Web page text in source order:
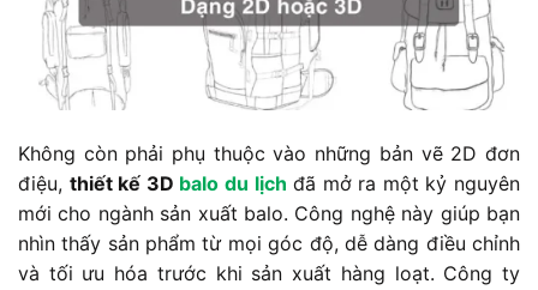
Không còn phải phụ thuộc vào những bản vẽ 2D đơn
điệu, thiết kế 3D balo du lịch đã mở ra một kỷ nguyên
mới cho ngành sản xuất balo. Công nghệ này giúp bạn
nhìn thấy sản phẩm từ mọi góc độ, dễ dàng điều chỉnh
và tối ưu hóa trước khi sản xuất hàng loạt. Công ty